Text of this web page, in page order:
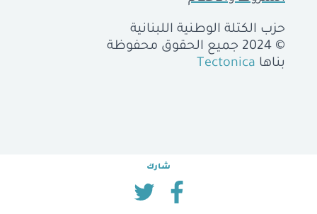
شارك
حزب الكتلة الوطنية اللبنانية
© 2024 جميع الحقوق محفوظة
بناها Tectonica